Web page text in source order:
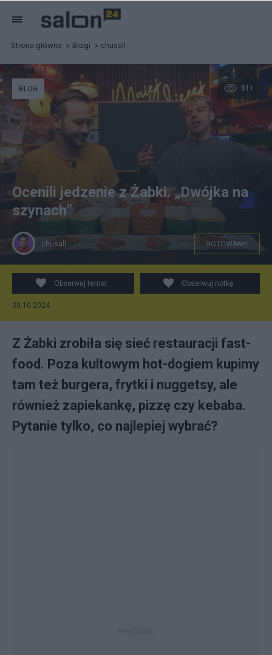
Strona główna Blogi chusall
YouTube / Mniej Więcej
811
BLOG
Ocenili jedzenie z Żabki. „Dwójka na
szynach”
chusall GOTOWANIE
Obserwuj temat Obserwuj notkę
30.10.2024
Z Żabki zrobiła się sieć restauracji fast-
food. Poza kultowym hot-dogiem kupimy
tam też burgera, frytki i nuggetsy, ale
również zapiekankę, pizzę czy kebaba.
Pytanie tylko, co najlepiej wybrać?